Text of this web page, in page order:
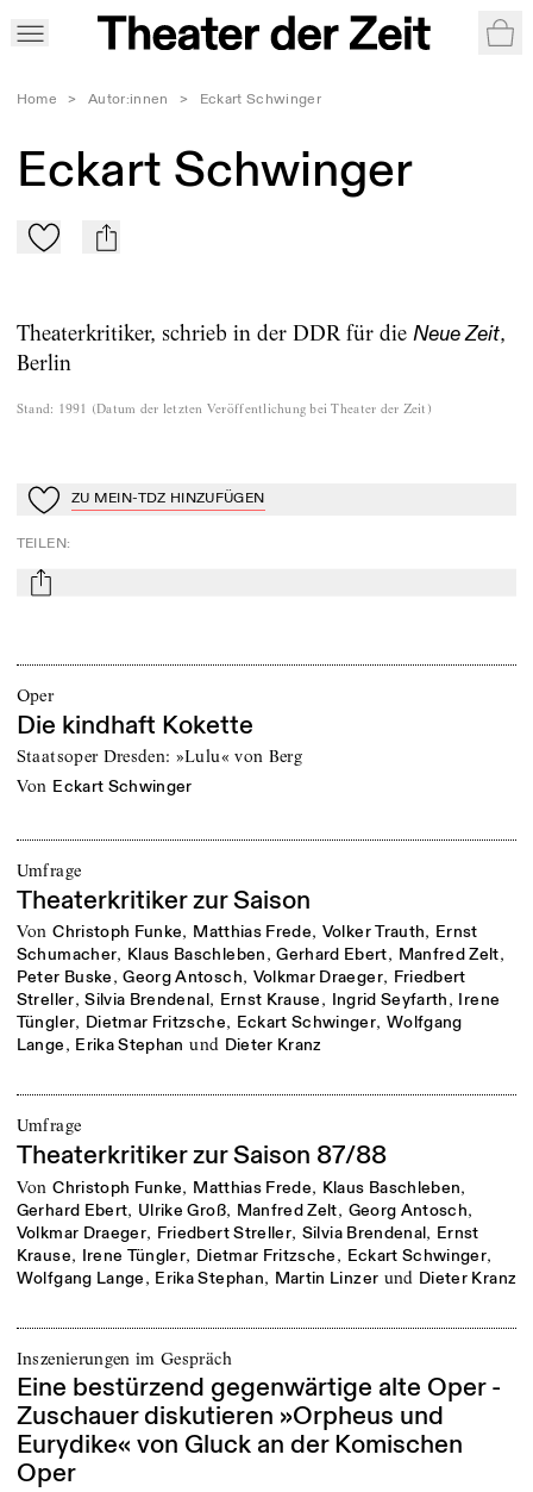
Home > Autor:innen > Eckart Schwinger
Eckart Schwinger
Zu Mein-TdZ hinzufügen
mail
Theaterkritiker, schrieb in der DDR für die Neue Zeit,
Berlin
Stand: 1991 (Datum der letzten Veröffentlichung bei Theater der Zeit )
Zu Mein-TdZ hinzufügen
ZU MEIN-TDZ HINZUFÜGEN
TEILEN:
mail
Oper
Die kindhaft Kokette
Staatsoper Dresden: »Lulu« von Berg
von Eckart Schwinger
Umfrage
Theaterkritiker zur Saison
von Christoph Funke, Matthias Frede, Volker Trauth, Ernst
Schumacher, Klaus Baschleben,Gerhard Ebert, Manfred Zelt,
Peter Buske,Georg Antosch, Volkmar Draeger, Friedbert
Streller,Silvia Brendenal, Ernst Krause, Ingrid Seyfarth, Irene
Tüngler, Dietmar Fritzsche, Eckart Schwinger, Wolfgang
Lange, Erika Stephan und Dieter Kranz
Umfrage
Theaterkritiker zur Saison 87/88
von Christoph Funke, Matthias Frede, Klaus Baschleben,
Gerhard Ebert, Ulrike Groß, Manfred Zelt, Georg Antosch,
Volkmar Draeger, Friedbert Streller, Silvia Brendenal, Ernst
Krause, Irene Tüngler, Dietmar Fritzsche, Eckart Schwinger,
Wolfgang Lange, Erika Stephan, Martin Linzer und Dieter Kranz
Inszenierungen im Gespräch
Eine bestürzend gegenwärtige alte Oper -
Zuschauer diskutieren »Orpheus und
Eurydike« von Gluck an der Komischen
Oper